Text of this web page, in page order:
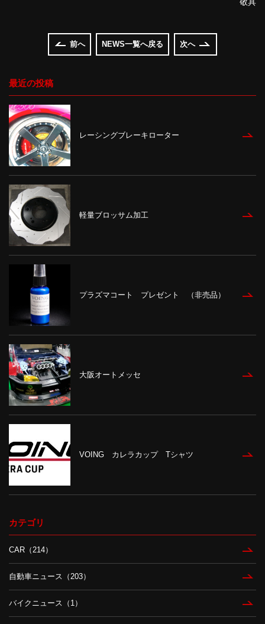
前へ NEWS一覧へ戻る 次へ
最近の投稿
レーシングブレーキローター
軽量ブロッサム加工
プラズマコート プレゼント （非売品）
大阪オートメッセ
VOING カレラカップ Tシャツ
カテゴリ
CAR（214）
自動車ニュース（203）
バイクニュース（1）